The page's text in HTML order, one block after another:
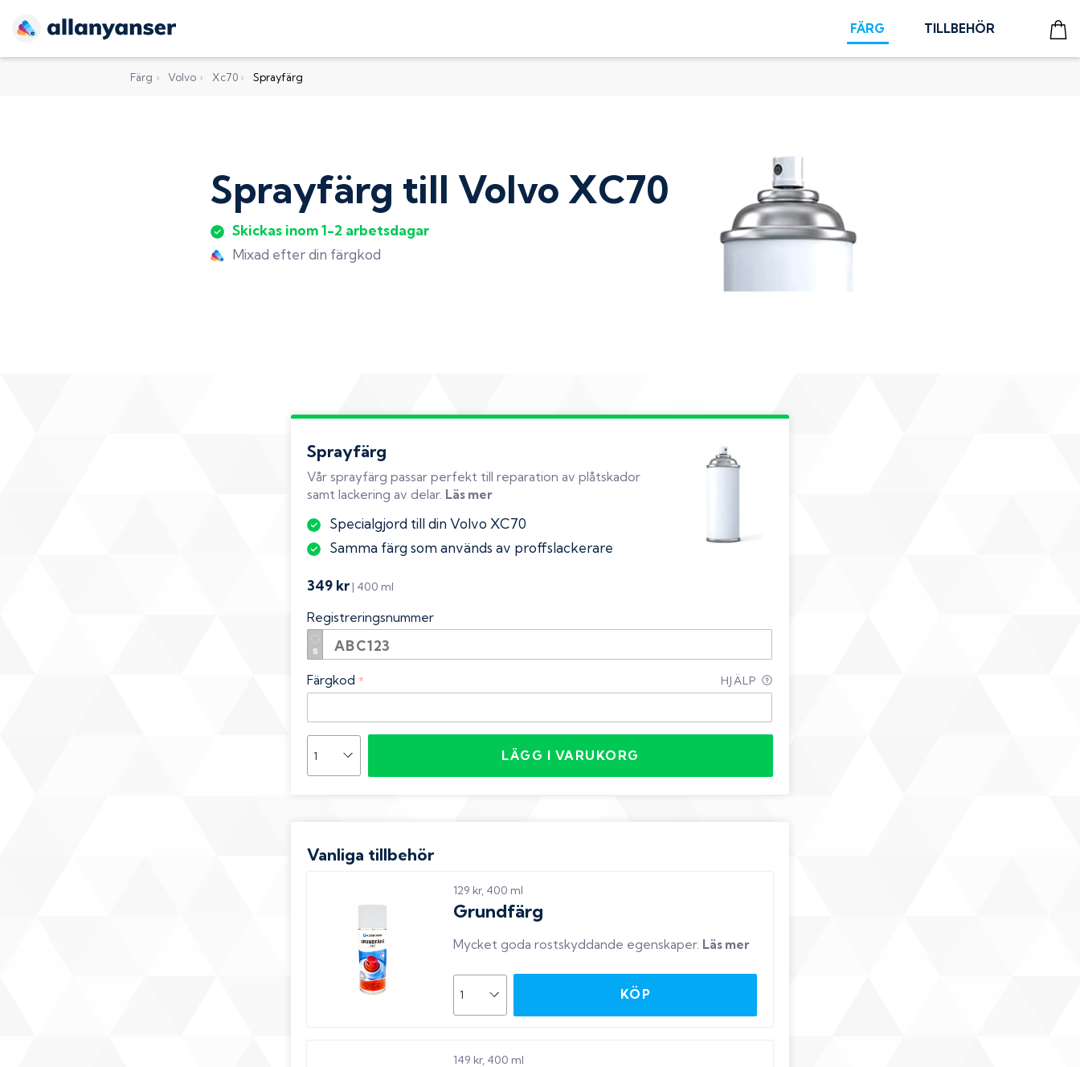
FÄRG TILLBEHÖR
Färg › Volvo › Xc70 › Sprayfärg
Sprayfärg till Volvo XC70
Skickas inom 1-2 arbetsdagar
Mixad efter din färgkod
Sprayfärg
Vår sprayfärg passar perfekt till reparation av plåtskador
samt lackering av delar. Läs mer
Specialgjord till din Volvo XC70
Samma färg som används av proffslackerare
349 kr | 400 ml
Registreringsnummer
Färgkod * HJÄLP
LÄGG I VARUKORG
Vanliga tillbehör
129 kr, 400 ml
Grundfärg
Mycket goda rostskyddande egenskaper. Läs mer
KÖP
149 kr, 400 ml